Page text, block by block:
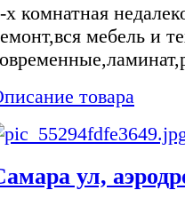
х комнатная
мебель и
товара
ул,